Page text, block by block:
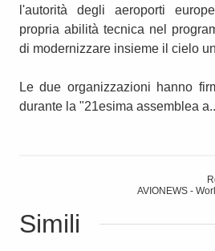
l'autorità degli aeroporti
propria abilità tecnica nel
di modernizzare insieme il cielo
Le due organizzazioni hanno
durante la "21esima assemblea
AVIONEWS -
Simili